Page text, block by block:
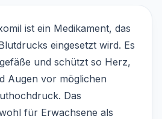
ist ein Medikament, das
eingesetzt wird. Es
und schützt so Herz,
Augen vor möglichen
Das
für Erwachsene als